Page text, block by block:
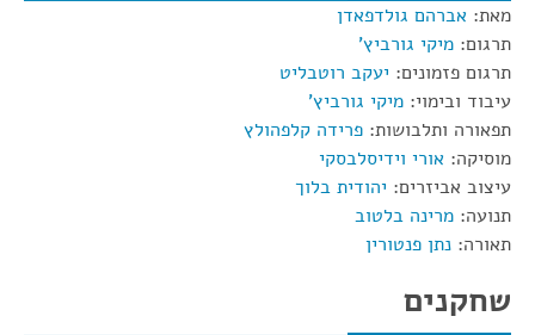
מאת: אברהם גולדפאדן
תרגום: מיקי גורביץ'
תרגום פזמונים: יעקב רוטבליט
עיבוד ובימוי: מיקי גורביץ'
תפאורה ותלבושות: פרידה קלפהולץ
מוסיקה: אורי וידיסלבסקי
עיצוב אביזרים: יהודית בלוך
תנועה: מרינה בלטוב
תאורה: נתן פנטורין
שחקנים